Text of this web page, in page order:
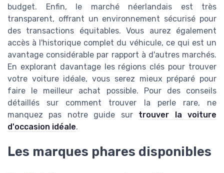
budget. Enfin, le marché néerlandais est très
transparent, offrant un environnement sécurisé pour
des transactions équitables. Vous aurez également
accès à l'historique complet du véhicule, ce qui est un
avantage considérable par rapport à d'autres marchés.
En explorant davantage les régions clés pour trouver
votre voiture idéale, vous serez mieux préparé pour
faire le meilleur achat possible. Pour des conseils
détaillés sur comment trouver la perle rare, ne
manquez pas notre guide sur trouver la voiture
d'occasion idéale.
Les marques phares disponibles